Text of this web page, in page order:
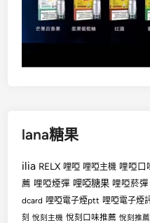
lana糖果
ilia RELX 哩啞 哩啞主機 哩啞口
薦 哩啞煙彈 哩啞糖果 哩啞菸彈
dcard 哩啞電子煙ptt 哩啞電子煙
刻 悅刻主機 悅刻口味推薦 悅刻推薦